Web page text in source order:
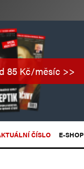
85 Kč/měsíc >>
ČÍSLO E-SHOP